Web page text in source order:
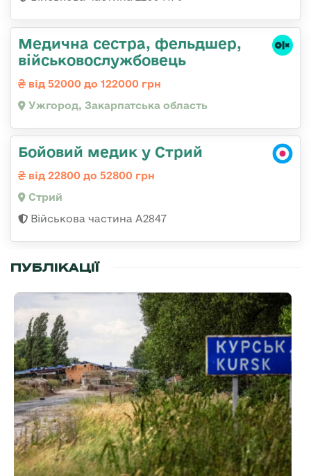
Медична сестра, фельдшер,
військовослужбовець
від 52000 до 122000 грн
Ужгород, Закарпатська область
Бойовий медик у Стрий
від 22800 до 52800 грн
Стрий
Військова частина А2847
ПУБЛІКАЦІЇ